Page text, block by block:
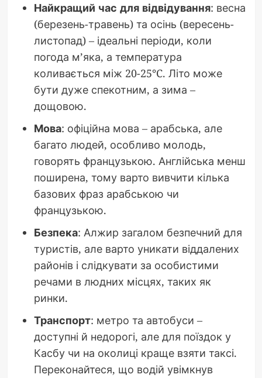
Найкращий час для відвідування: весна
(березень-травень) та осінь (вересень-
листопад) – ідеальні періоди, коли
погода м’яка, а температура
коливається між 20-25°C. Літо може
бути дуже спекотним, а зима –
дощовою.
Мова: офіційна мова – арабська, але
багато людей, особливо молодь,
говорять французькою. Англійська менш
поширена, тому варто вивчити кілька
базових фраз арабською чи
французькою.
Безпека: Алжир загалом безпечний для
туристів, але варто уникати віддалених
районів і слідкувати за особистими
речами в людних місцях, таких як
ринки.
Транспорт: метро та автобуси –
доступні й недорогі, але для поїздок у
Касбу чи на околиці краще взяти таксі.
Переконайтеся, що водій увімкнув